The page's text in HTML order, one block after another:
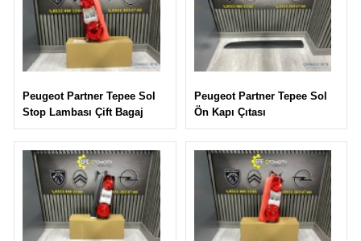
Peugeot Partner Tepee Sol
Stop Lambası Çift Bagaj
Peugeot Partner Tepee Sol
Ön Kapı Çıtası